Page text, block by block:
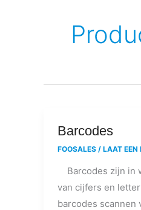
Barcodes
FOOSALES / LAAT EEN
Barcodes zijn in
van cijfers en
barcodes scannen
Barcodes